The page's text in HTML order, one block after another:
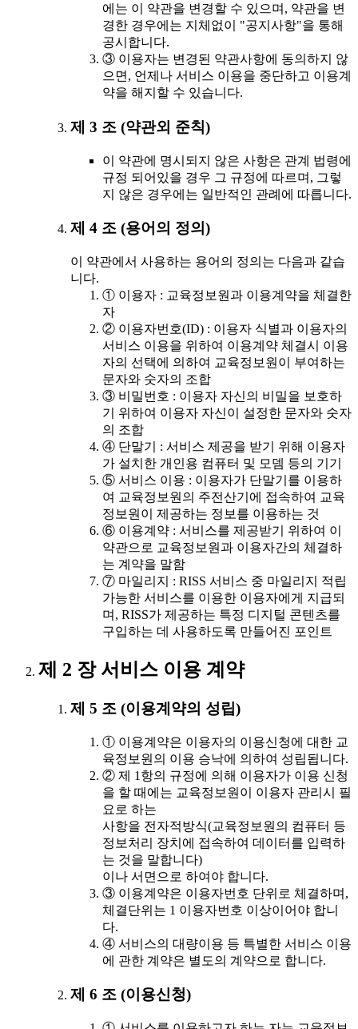
에는 이 약관을 변경할 수 있으며, 약관을 변
경한 경우에는 지체없이 "공지사항"을 통해
공시합니다.
③ 이용자는 변경된 약관사항에 동의하지 않
으면, 언제나 서비스 이용을 중단하고 이용계
약을 해지할 수 있습니다.
제 3 조 (약관외 준칙)
이 약관에 명시되지 않은 사항은 관계 법령에
규정 되어있을 경우 그 규정에 따르며, 그렇
지 않은 경우에는 일반적인 관례에 따릅니다.
제 4 조 (용어의 정의)
이 약관에서 사용하는 용어의 정의는 다음과 같습
니다.
① 이용자 : 교육정보원과 이용계약을 체결한
자
② 이용자번호(ID) : 이용자 식별과 이용자의
서비스 이용을 위하여 이용계약 체결시 이용
자의 선택에 의하여 교육정보원이 부여하는
문자와 숫자의 조합
③ 비밀번호 : 이용자 자신의 비밀을 보호하
기 위하여 이용자 자신이 설정한 문자와 숫자
의 조합
④ 단말기 : 서비스 제공을 받기 위해 이용자
가 설치한 개인용 컴퓨터 및 모뎀 등의 기기
⑤ 서비스 이용 : 이용자가 단말기를 이용하
여 교육정보원의 주전산기에 접속하여 교육
정보원이 제공하는 정보를 이용하는 것
⑥ 이용계약 : 서비스를 제공받기 위하여 이
약관으로 교육정보원과 이용자간의 체결하
는 계약을 말함
⑦ 마일리지 : RISS 서비스 중 마일리지 적립
가능한 서비스를 이용한 이용자에게 지급되
며, RISS가 제공하는 특정 디지털 콘텐츠를
구입하는 데 사용하도록 만들어진 포인트
제 2 장 서비스 이용 계약
제 5 조 (이용계약의 성립)
① 이용계약은 이용자의 이용신청에 대한 교
육정보원의 이용 승낙에 의하여 성립됩니다.
② 제 1항의 규정에 의해 이용자가 이용 신청
을 할 때에는 교육정보원이 이용자 관리시 필
요로 하는
사항을 전자적방식(교육정보원의 컴퓨터 등
정보처리 장치에 접속하여 데이터를 입력하
는 것을 말합니다)
이나 서면으로 하여야 합니다.
③ 이용계약은 이용자번호 단위로 체결하며,
체결단위는 1 이용자번호 이상이어야 합니
다.
④ 서비스의 대량이용 등 특별한 서비스 이용
에 관한 계약은 별도의 계약으로 합니다.
제 6 조 (이용신청)